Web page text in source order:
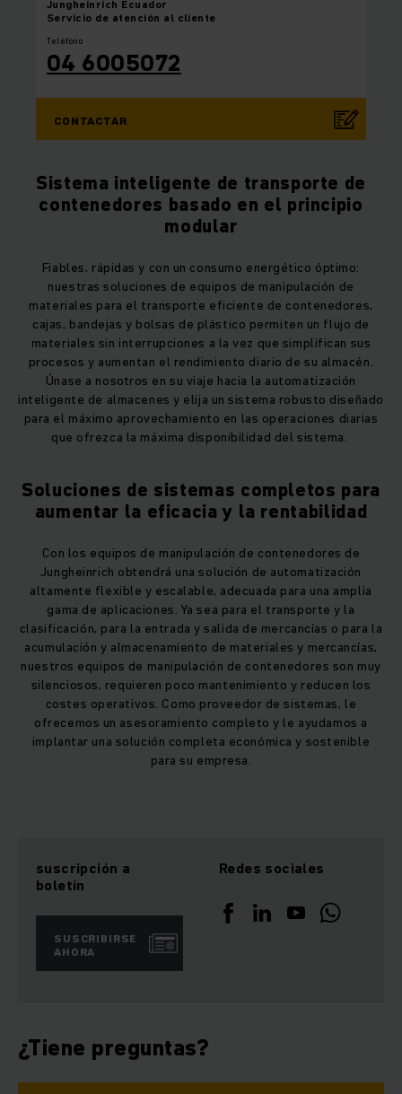
Jungheinrich Ecuador
Servicio de atención al cliente
Teléfono
04 6005072
CONTACTAR
Sistema inteligente de transporte de
contenedores basado en el principio
modular
Fiables, rápidas y con un consumo energético óptimo:
nuestras soluciones de equipos de manipulación de
materiales para el transporte eficiente de contenedores,
cajas, bandejas y bolsas de plástico permiten un flujo de
materiales sin interrupciones a la vez que simplifican sus
procesos y aumentan el rendimiento diario de su almacén.
Únase a nosotros en su viaje hacia la automatización
inteligente de almacenes y elija un sistema robusto diseñado
para el máximo aprovechamiento en las operaciones diarias
que ofrezca la máxima disponibilidad del sistema.
Soluciones de sistemas completos para
aumentar la eficacia y la rentabilidad
Con los equipos de manipulación de contenedores de
Jungheinrich obtendrá una solución de automatización
altamente flexible y escalable, adecuada para una amplia
gama de aplicaciones. Ya sea para el transporte y la
clasificación, para la entrada y salida de mercancías o para la
acumulación y almacenamiento de materiales y mercancías,
nuestros equipos de manipulación de contenedores son muy
silenciosos, requieren poco mantenimiento y reducen los
costes operativos. Como proveedor de sistemas, le
ofrecemos un asesoramiento completo y le ayudamos a
implantar una solución completa económica y sostenible
para su empresa.
suscripción a
boletín
SUSCRIBIRSE
AHORA
Redes sociales
¿Tiene preguntas?